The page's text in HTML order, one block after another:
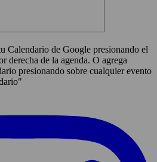
Calendario de Google presionando el
derecha de la agenda. O agrega
presionando sobre cualquier evento